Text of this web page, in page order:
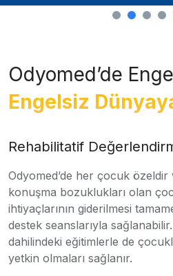
Odyomed’de
Engelsiz
Rehabilitatif
Odyomed’de her çocuk özeldir
konuşma bozuklukları olan
ihtiyaçlarının giderilmesi
destek seanslarıyla
dahilindeki eğitimlerle de
yetkin olmaları sağlanır.